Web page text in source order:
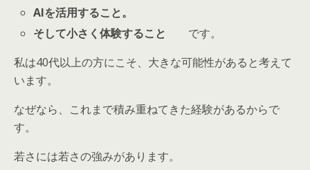
AIを活用すること。
そして小さく体験すること です。
私は40代以上の方にこそ、大きな可能性があると考えて
います。
なぜなら、これまで積み重ねてきた経験があるからで
す。
若さには若さの強みがあります。